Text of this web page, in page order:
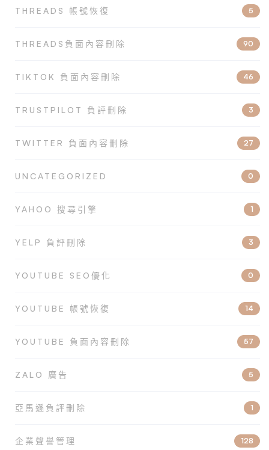
THREADS 帳號恢復 5
THREADS負面內容刪除 90
TIKTOK 負面內容刪除 46
TRUSTPILOT 負評刪除 3
TWITTER 負面內容刪除 27
UNCATEGORIZED 0
YAHOO 搜尋引擎 1
YELP 負評刪除 3
YOUTUBE SEO優化 0
YOUTUBE 帳號恢復 14
YOUTUBE 負面內容刪除 57
ZALO 廣告 5
亞馬遜負評刪除 1
企業聲譽管理 128